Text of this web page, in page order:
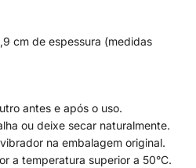
cm de espessura (medidas
antes e após o uso.
ou deixe secar naturalmente.
na embalagem original.
a temperatura superior a 50°C.